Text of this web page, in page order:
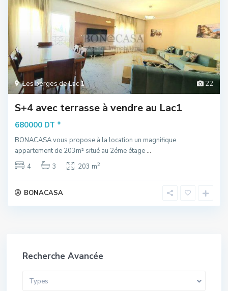
22
Les berges de Lac 1
S+4 avec terrasse à vendre au Lac1
680000 DT *
BONACASA vous propose à la location un magnifique
appartement de 203m² situé au 2éme étage...
4
3 203 m2
BONACASA
Recherche Avancée
Types